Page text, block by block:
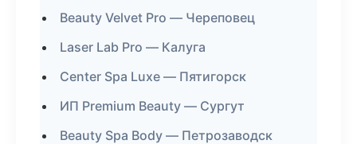
Beauty Velvet Pro — Череповец
Laser Lab Pro — Калуга
Center Spa Luxe — Пятигорск
ИП Premium Beauty — Сургут
Beauty Spa Body — Петрозаводск